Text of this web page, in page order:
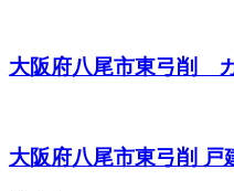
大阪府八尾市東弓削
大阪府八尾市東弓削 戸